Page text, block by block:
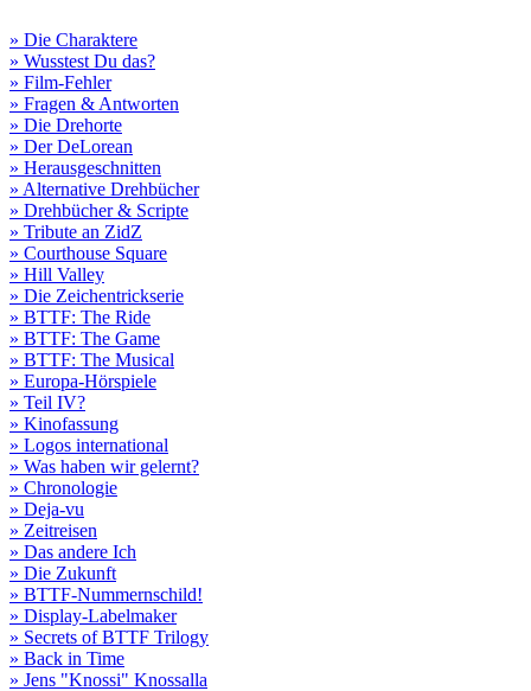
» Die Charaktere
» Wusstest Du das?
» Film-Fehler
» Fragen & Antworten
» Die Drehorte
» Der DeLorean
» Herausgeschnitten
» Alternative Drehbücher
» Drehbücher & Scripte
» Tribute an ZidZ
» Courthouse Square
» Hill Valley
» Die Zeichentrickserie
» BTTF: The Ride
» BTTF: The Game
» BTTF: The Musical
» Europa-Hörspiele
» Teil IV?
» Kinofassung
» Logos international
» Was haben wir gelernt?
» Chronologie
» Deja-vu
» Zeitreisen
» Das andere Ich
» Die Zukunft
» BTTF-Nummernschild!
» Display-Labelmaker
» Secrets of BTTF Trilogy
» Back in Time
» Jens "Knossi" Knossalla